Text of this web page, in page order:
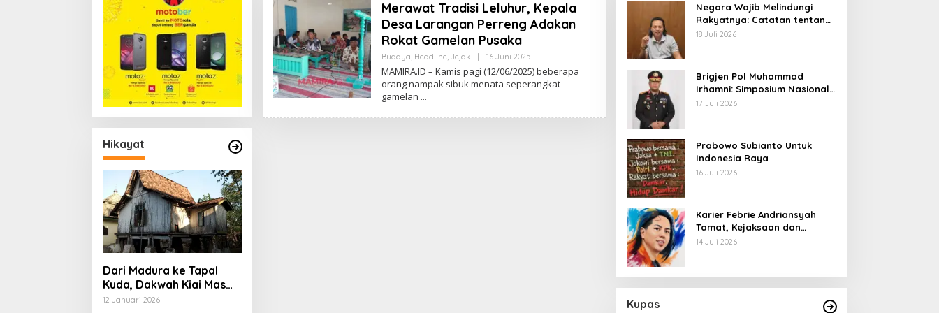
Hikayat
Dari Madura ke Tapal
Kuda, Dakwah Kiai Mas
Su’ud, dan Cita-cita
12 Januari 2026
Merawat Tradisi Leluhur, Kepala
Desa Larangan Perreng Adakan
Rokat Gamelan Pusaka
Budaya, Headline, Jejak 16 Juni 2025
L
E
H
D
MAMIRA.ID – Kamis pagi (12/06/2025) beberapa
orang nampak sibuk menata seperangkat
gamelan
Negara Wajib Melindungi
Rakyatnya: Catatan tentang
Nasib Para Penambang
18 Juli 2026
Brigjen Pol Muhammad
Irhamni: Simposium Nasional
Outlook Kejahatan SDA-LH
17 Juli 2026
Prabowo Subianto Untuk
Indonesia Raya
16 Juli 2026
Karier Febrie Andriansyah
Tamat, Kejaksaan dan
Kepolisian Kian Erat
14 Juli 2026
Kupas